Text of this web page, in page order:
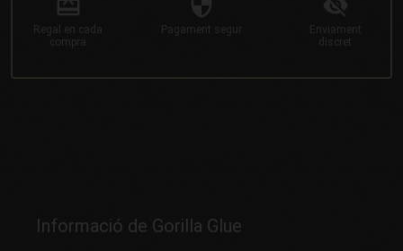
Regal en cada
compra
Pagament segur
Enviament
discret
Informació de Gorilla Glue